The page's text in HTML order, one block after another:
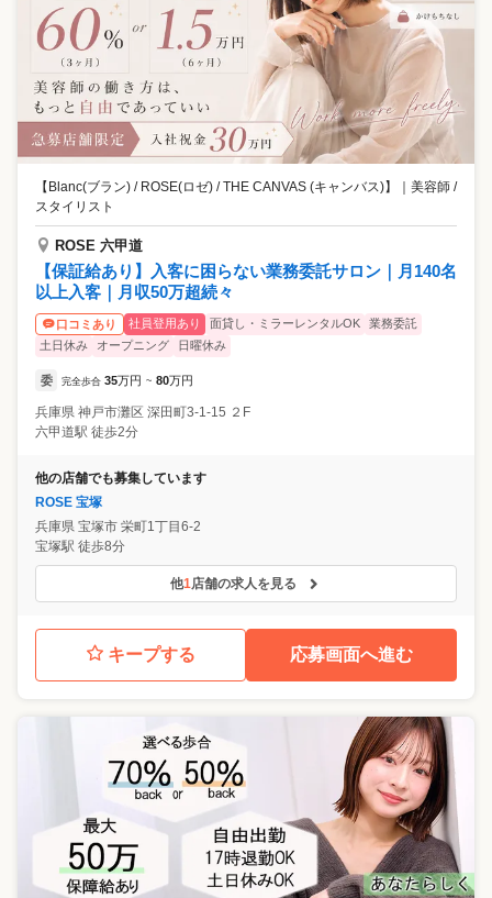
【Blanc(ブラン) / ROSE(ロゼ) / THE CANVAS (キャンバス)】 ｜ 美容師 /
スタイリスト
ROSE 六甲道
【保証給あり】入客に困らない業務委託サロン｜月140名
以上入客｜月収50万超続々
口コミあり 社員登用あり 面貸し・ミラーレンタルOK
業務委託
土日休み
オープニング 日曜休み
委 完全歩合 35万円 ~ 80万円
兵庫県 神戸市灘区 深田町3-1-15 ２F
六甲道駅 徒歩2分
他の店舗でも募集しています
ROSE 宝塚
兵庫県 宝塚市 栄町1丁目6-2
宝塚駅 徒歩8分
他1店舗の求人を見る
キープする 応募画面へ進む